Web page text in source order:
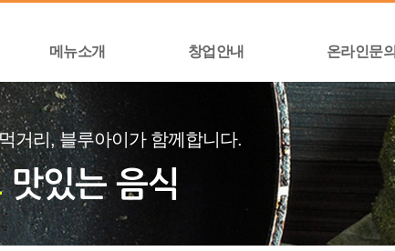
메뉴소개 창업안내 온라인문의
거리, 블루아이가 함께합니다.
맛있는 음식